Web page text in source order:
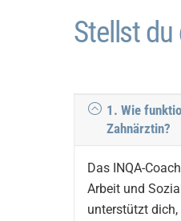
Stellst du
1. Wie
Zahnärztin?
Das INQA-
Arbeit und
unterstützt